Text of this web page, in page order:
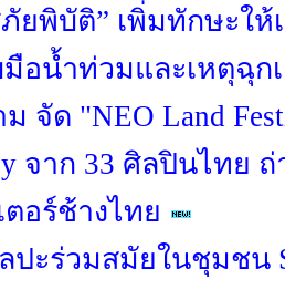
ยพิบัติ” เพิ่มทักษะให้
อน้ำท่วมและเหตุฉุก
จัด "NEO Land
จาก 33 ศิลปินไทย
อร์ช้างไทย
ปะร่วมสมัยในชุมชน